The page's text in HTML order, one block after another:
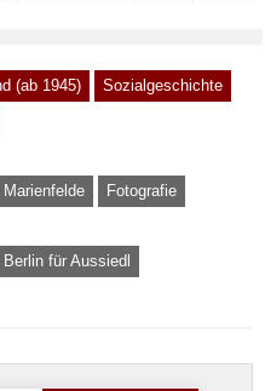
(ab 1945)
Sozialgeschichte
Fotografie
für Aussiedl